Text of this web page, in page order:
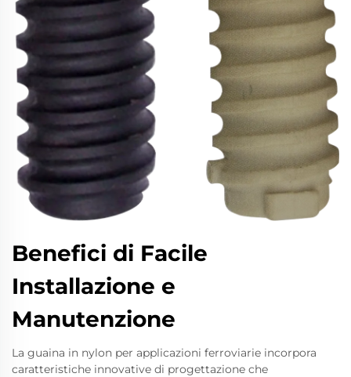
Benefici di Facile
Installazione e
Manutenzione
La guaina in nylon per applicazioni ferroviarie incorpora
caratteristiche innovative di progettazione che